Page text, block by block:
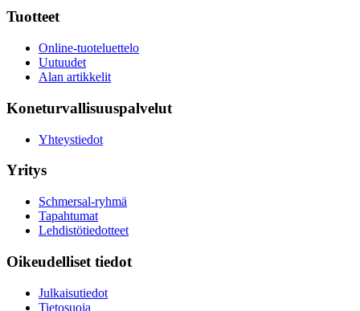
Tuotteet
Online-tuoteluettelo
Uutuudet
Alan artikkelit
Koneturvallisuuspalvelut
Yhteystiedot
Yritys
Schmersal-ryhmä
Tapahtumat
Lehdistötiedotteet
Oikeudelliset tiedot
Julkaisutiedot
Tietosuoja